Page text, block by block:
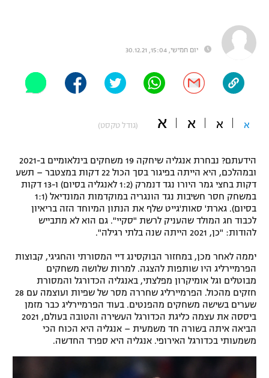
"מחצית בשכונה" – פודקאסט
תקנון עבור פעילות אלקטרה
תקנון עבור פעילות ספורט 1 – "מרלן"
גיימינג E-Sports
תנאי שימוש
מדיניות פרטיות
תקנון פעילות ספורט 1
רשיון להקרנה פומבית לבית עסק
הצטרפות לחבילת הערוצים
היאבקות WWE
ספורט מוטורי
כדורמים
בייסבול MLB
ספורט אתגרי ואקסטרים
אומנויות לחימה
גיימינג E-Sports
יום חמישי, 15:04, 30.12.21
א א א א (גודל טקסט)
הידעתם? נבחרת אנגליה שיחקה 19 משחקים בינלאומיים ב-2021
ובמהלכם, היא הייתה בפיגור בסך הכול 22 דקות במצטבר – תשע
דקות בחצי גמר היורו נגד דנמרק (1:2 לאנגליה בסיום) ו-13 דקות
במשחק חסר חשיבות נגד הונגריה במוקדמות המונדיאל (1:1
בסיום). גארת' סאות'גייט שלף את הנתון המיוחד הזה בריאיון
לכבוד חג המולד שהעניק לרשת "סקיי". גם הוא לא מתבייש
להודות: "כן, 2021 הייתה שנה בלתי רגילה".
יממה לאחר מכן, במחזור הבוקסינג דיי המסורתי והחגיגי, קבוצות
הפרמיירליג היו שותפות להצגה. למרות שלושה משחקים
מבוטלים וגל אומיקרון מפלצתי, באנגליה הכדורגל והמסורת
חזקים מהכול. הפרמיירליג שחררה מסר של שפיות ועוצמה עם 28
שערים בשישה משחקים מהפנטים. בעוד הפרמיירליג כבר מזמן
ביססה את עצמה כליגת הכדורגל העשירה והטובה בעולם, 2021
הביאה איתה בשורה חד משמעית – אנגליה היא הכוח הכי
משמעותי בכדורגל האירופי. אנגליה היא ספרד החדשה.